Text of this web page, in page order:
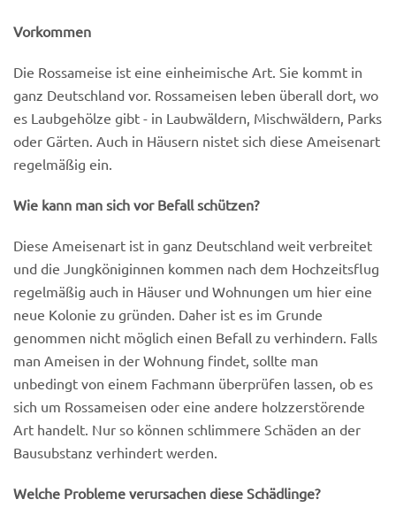
Vorkommen
Die Rossameise ist eine einheimische Art. Sie kommt in
ganz Deutschland vor. Rossameisen leben überall dort, wo
es Laubgehölze gibt - in Laubwäldern, Mischwäldern, Parks
oder Gärten. Auch in Häusern nistet sich diese Ameisenart
regelmäßig ein.
Wie kann man sich vor Befall schützen?
Diese Ameisenart ist in ganz Deutschland weit verbreitet
und die Jungköniginnen kommen nach dem Hochzeitsflug
regelmäßig auch in Häuser und Wohnungen um hier eine
neue Kolonie zu gründen. Daher ist es im Grunde
genommen nicht möglich einen Befall zu verhindern. Falls
man Ameisen in der Wohnung findet, sollte man
unbedingt von einem Fachmann überprüfen lassen, ob es
sich um Rossameisen oder eine andere holzzerstörende
Art handelt. Nur so können schlimmere Schäden an der
Bausubstanz verhindert werden.
Welche Probleme verursachen diese Schädlinge?